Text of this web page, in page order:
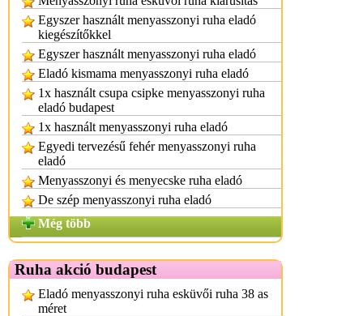
Egyszer használt menyasszonyi ruha eladó
kiegészítőkkel
Egyszer használt menyasszonyi ruha eladó
Eladó kismama menyasszonyi ruha eladó
1x használt csupa csipke menyasszonyi ruha
eladó budapest
1x használt menyasszonyi ruha eladó
Egyedi tervezésű fehér menyasszonyi ruha
eladó
Menyasszonyi és menyecske ruha eladó
De szép menyasszonyi ruha eladó
Még több
Ruha akció budapest
Eladó menyasszonyi ruha esküvői ruha 38 as
méret